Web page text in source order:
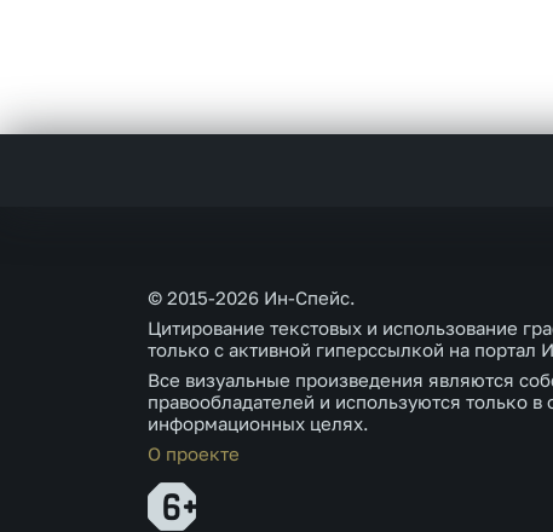
© 2015-2026 Ин-Спейс.
Цитирование текстовых и использование
только с активной гиперссылкой на портал
Все визуальные произведения являются
правообладателей и используются только в
информационных целях.
О проекте